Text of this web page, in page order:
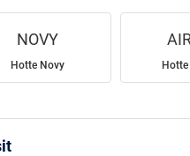
NOVY
Hotte Novy Hotte